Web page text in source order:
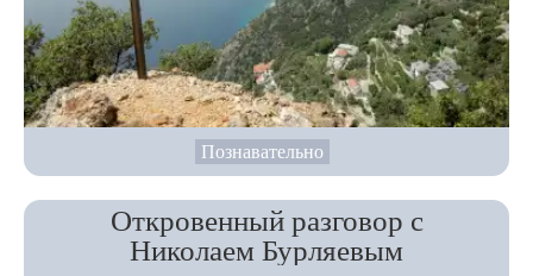
Познавательно
Откровенный разговор с
Николаем Бурляевым